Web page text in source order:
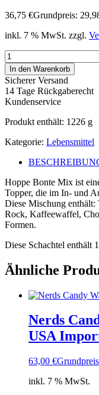
36,75 €Grundpreis:
inkl. 7 % MwSt. zzgl.
Hoppe
Bonte
Mix
150
Stück
Menge
In den Warenkorb
Sicherer Versand
14 Tage Rückgaberecht
Kundenservice
Produkt enthält: 1226 g
Kategorie: Lebensmittel
Hoppe Bonte Mix ist
Topper, die im In- und
Diese Mischung enthält:
Rock, Kaffeewaffel,
Formen.
Diese Schachtel enthält
Ähnliche
Nerds
USA
63,00 €
inkl. 7 % MwSt.